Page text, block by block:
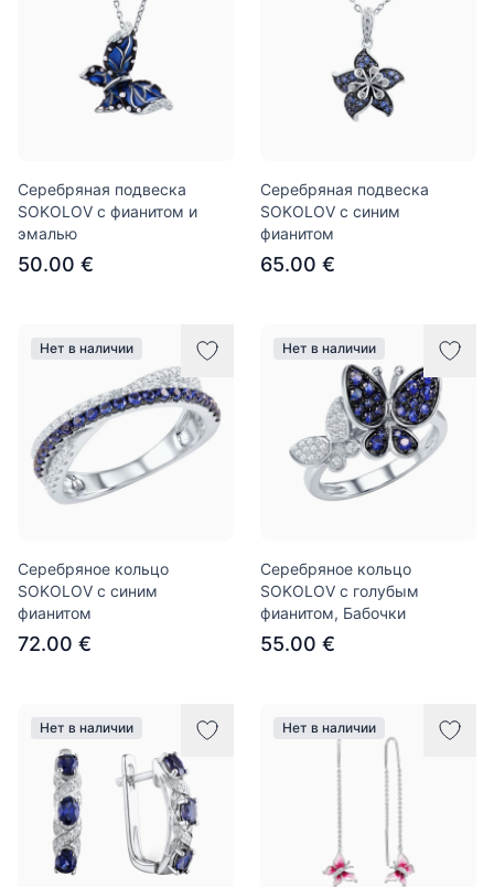
Серебряная подвеска
SOKOLOV с фианитом и
эмалью
50.00 €
Серебряная подвеска
SOKOLOV с синим
фианитом
65.00 €
Нет в наличии
Серебряное кольцо
SOKOLOV с синим
фианитом
72.00 €
Нет в наличии
Серебряное кольцо
SOKOLOV с голубым
фианитом, Бабочки
55.00 €
Нет в наличии Нет в наличии